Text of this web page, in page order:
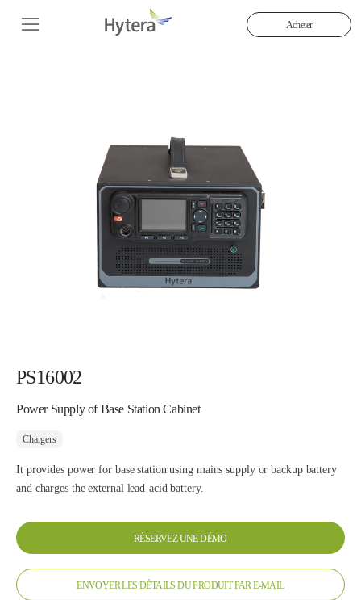
Acheter
PS16002
Power Supply of Base Station Cabinet
Chargers
It provides power for base station using mains supply or backup battery
and charges the external lead-acid battery.
RÉSERVEZ UNE DÉMO
ENVOYER LES DÉTAILS DU PRODUIT PAR E-MAIL